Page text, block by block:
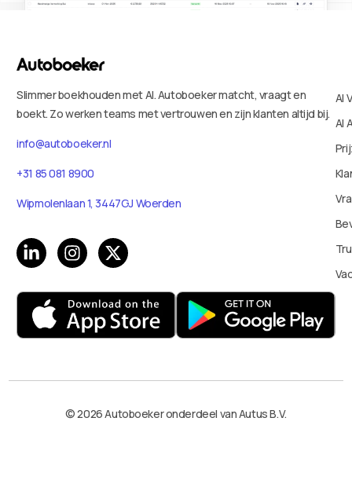
Slimmer boekhouden met AI. Autoboeker matcht, vraagt en
boekt. Zo werken teams met vertrouwen en zijn klanten altijd bij.
info@autoboeker.nl
+31 85 081 8900
Wipmolenlaan 1, 3447GJ Woerden
AI
AI
© 2026 Autoboeker onderdeel van Autus B.V.